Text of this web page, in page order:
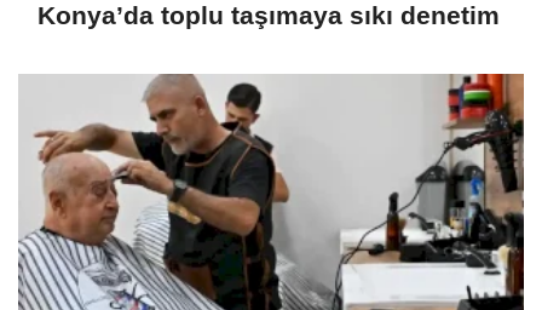
Konya’da toplu taşımaya sıkı denetim